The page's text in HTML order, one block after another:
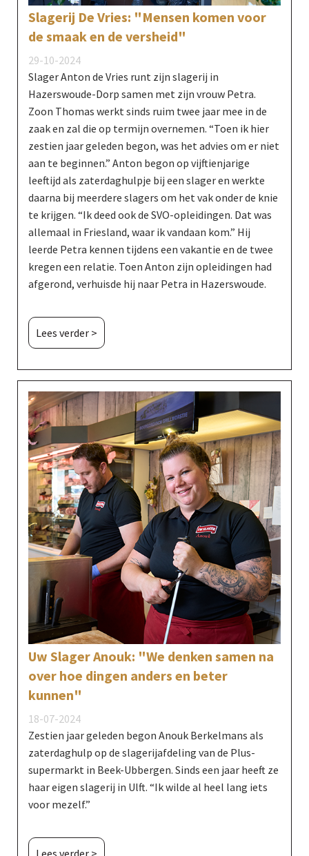
Slagerij De Vries: "Mensen komen voor
de smaak en de versheid"
29-10-2024
Slager Anton de Vries runt zijn slagerij in
Hazerswoude-Dorp samen met zijn vrouw Petra.
Zoon Thomas werkt sinds ruim twee jaar mee in de
zaak en zal die op termijn overnemen. “Toen ik hier
zestien jaar geleden begon, was het advies om er niet
aan te beginnen.” Anton begon op vijftienjarige
leeftijd als zaterdaghulpje bij een slager en werkte
daarna bij meerdere slagers om het vak onder de knie
te krijgen. “Ik deed ook de SVO-opleidingen. Dat was
allemaal in Friesland, waar ik vandaan kom.” Hij
leerde Petra kennen tijdens een vakantie en de twee
kregen een relatie. Toen Anton zijn opleidingen had
afgerond, verhuisde hij naar Petra in Hazerswoude.
Lees verder >
Uw Slager Anouk: "We denken samen na
over hoe dingen anders en beter
kunnen"
18-07-2024
Zestien jaar geleden begon Anouk Berkelmans als
zaterdaghulp op de slagerijafdeling van de Plus-
supermarkt in Beek-Ubbergen. Sinds een jaar heeft ze
haar eigen slagerij in Ulft. “Ik wilde al heel lang iets
voor mezelf.”
Lees verder >